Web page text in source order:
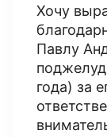
Хочу
Павлу
года) за